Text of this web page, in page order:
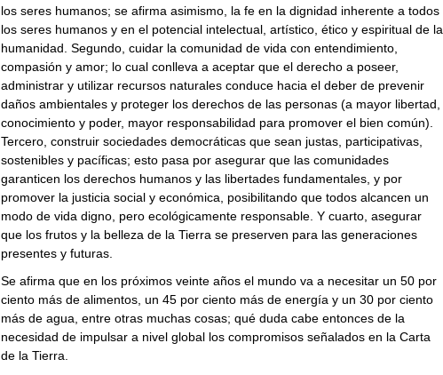
los seres humanos; se afirma asimismo, la fe en la dignidad inherente a todos
los seres humanos y en el potencial intelectual, artístico, ético y espiritual de la
humanidad. Segundo, cuidar la comunidad de vida con entendimiento,
compasión y amor; lo cual conlleva a aceptar que el derecho a poseer,
administrar y utilizar recursos naturales conduce hacia el deber de prevenir
daños ambientales y proteger los derechos de las personas (a mayor libertad,
conocimiento y poder, mayor responsabilidad para promover el bien común).
Tercero, construir sociedades democráticas que sean justas, participativas,
sostenibles y pacíficas; esto pasa por asegurar que las comunidades
garanticen los derechos humanos y las libertades fundamentales, y por
promover la justicia social y económica, posibilitando que todos alcancen un
modo de vida digno, pero ecológicamente responsable. Y cuarto, asegurar
que los frutos y la belleza de la Tierra se preserven para las generaciones
presentes y futuras.
Se afirma que en los próximos veinte años el mundo va a necesitar un 50 por
ciento más de alimentos, un 45 por ciento más de energía y un 30 por ciento
más de agua, entre otras muchas cosas; qué duda cabe entonces de la
necesidad de impulsar a nivel global los compromisos señalados en la Carta
de la Tierra.